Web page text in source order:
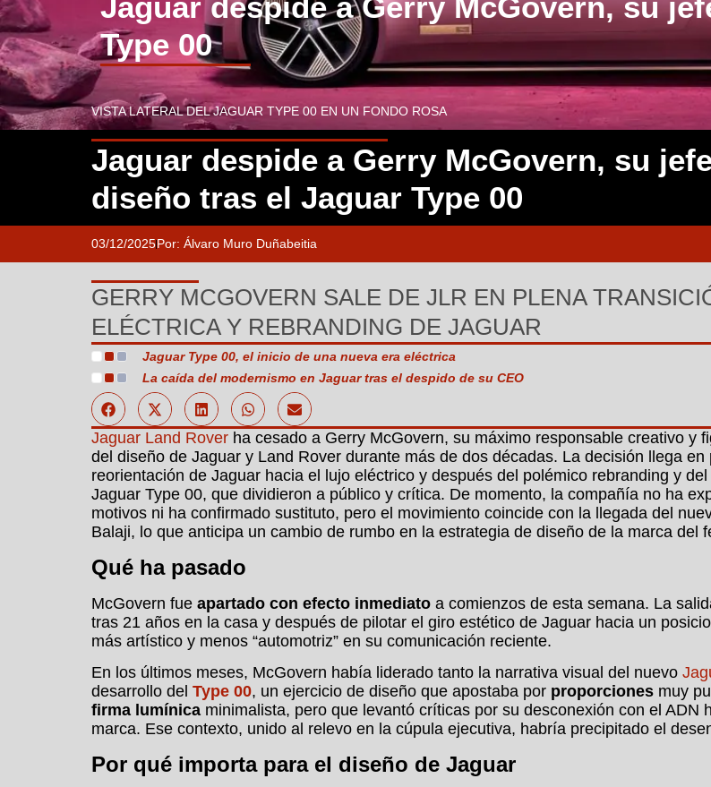
Jaguar despide a Gerry McGovern, su
Type 00
VISTA LATERAL DEL JAGUAR TYPE 00 EN UN FONDO ROSA
Jaguar despide a Gerry McGovern, su
diseño tras el Jaguar Type 00
03/12/2025Por: Álvaro Muro Duñabeitia
GERRY MCGOVERN SALE DE JLR EN PLENA
ELÉCTRICA Y REBRANDING DE JAGUAR
Jaguar Type 00, el inicio de una nueva era eléctrica
La caída del modernismo en Jaguar tras el despido de su CEO
Jaguar Land Rover ha cesado a Gerry McGovern, su máximo responsable creativo y
del diseño de Jaguar y Land Rover durante más de dos décadas. La decisión llega en
reorientación de Jaguar hacia el lujo eléctrico y después del polémico rebranding y
Jaguar Type 00, que dividieron a público y crítica. De momento, la compañía no ha
motivos ni ha confirmado sustituto, pero el movimiento coincide con la llegada del
Balaji, lo que anticipa un cambio de rumbo en la estrategia de diseño de la marca del
Qué ha pasado
McGovern fue apartado con efecto inmediato a comienzos de esta semana. La
tras 21 años en la casa y después de pilotar el giro estético de Jaguar hacia un
más artístico y menos “automotriz” en su comunicación reciente.
En los últimos meses, McGovern había liderado tanto la narrativa visual del nuevo
desarrollo del Type 00, un ejercicio de diseño que apostaba por proporciones muy
firma lumínica minimalista, pero que levantó críticas por su desconexión con el ADN
marca. Ese contexto, unido al relevo en la cúpula ejecutiva, habría precipitado el
Por qué importa para el diseño de Jaguar